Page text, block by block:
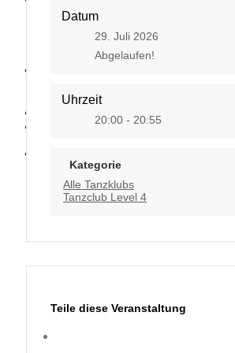
Datum
29. Juli 2026
Abgelaufen!
Uhrzeit
20:00 - 20:55
Kategorie
Alle Tanzklubs
Tanzclub Level 4
Teile diese Veranstaltung